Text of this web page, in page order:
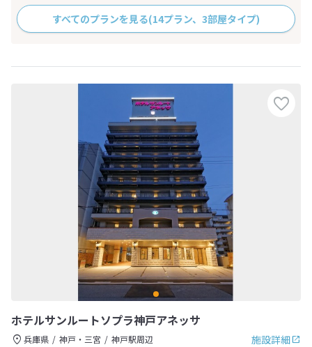
すべてのプランを見る(14プラン、3部屋タイプ)
ホテルサンルートソプラ神戸アネッサ
施設詳細
兵庫県 神戸・三宮
神戸駅周辺